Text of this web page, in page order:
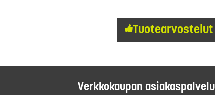
Tuotearvostelut
Verkkokaupan asiakaspalvelu